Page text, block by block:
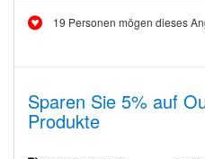
19 Personen mögen dieses
Sparen Sie 5% auf
Produkte